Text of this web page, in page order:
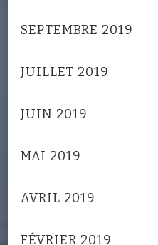
SEPTEMBRE 2019
JUILLET 2019
JUIN 2019
MAI 2019
AVRIL 2019
FÉVRIER 2019